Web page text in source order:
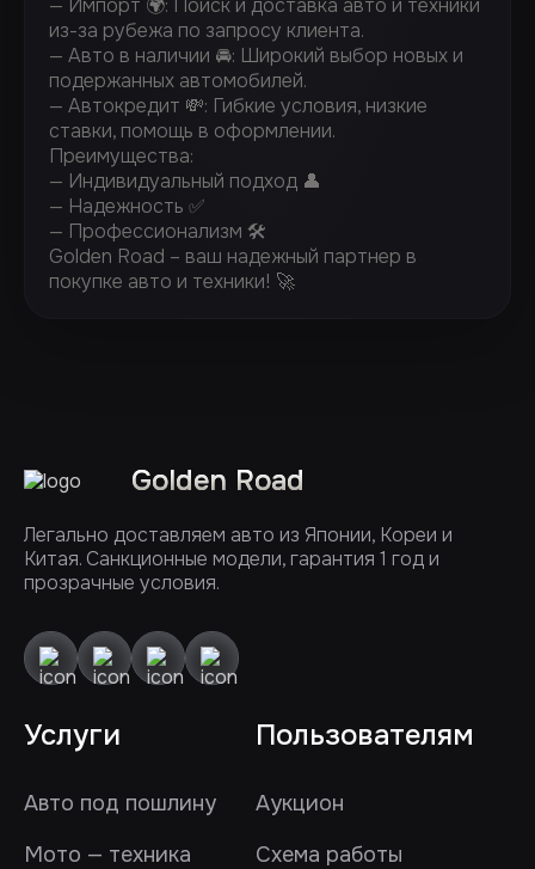
— Импорт 🌍: Поиск и доставка авто и техники
из-за рубежа по запросу клиента.
— Авто в наличии 🚘: Широкий выбор новых и
подержанных автомобилей.
— Автокредит 💸: Гибкие условия, низкие
ставки, помощь в оформлении.
Преимущества:
— Индивидуальный подход 👤
— Надежность ✅
— Профессионализм 🛠️
Golden Road – ваш надежный партнер в
покупке авто и техники! 🚀
Golden Road
Легально доставляем авто из Японии, Кореи и
Китая. Санкционные модели, гарантия 1 год и
прозрачные условия.
Услуги
Авто под пошлину
Мото — техника
Пользователям
Аукцион
Схема работы